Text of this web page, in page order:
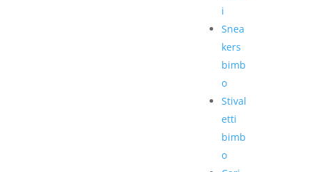
i
Snea
kers
bimb
o
Stival
etti
bimb
o